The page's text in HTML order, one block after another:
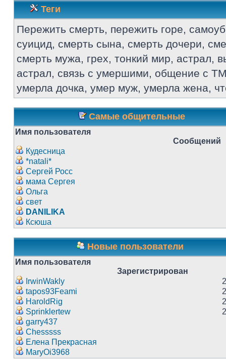
Теги
Пережить смерть, пережить горе,
суицид, смерть сына, смерть дочери,
смерть мужа, грех, тонкий мир, астрал,
астрал, связь с умершими, общение с
умерла дочка, умер муж, умерла жена,
Самые общительные
Имя пользователя
Сообщений
Кудесница
*natali*
Сергей Росс
мама Сергея
Ольга
свет
DANILIKA
Ксюша
Новые пользователи
Имя пользователя
Зарегистрирован
IrwinWakly
tapos93Feami
HaroldRig
Sprinklertew
garry437
Chesssss
Елена Прекрасная
MaryOi3968